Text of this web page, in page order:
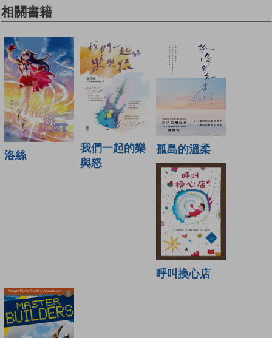
相關書籍
洛絲
我們一起的樂
與怒
孤島的溫柔
呼叫換心店